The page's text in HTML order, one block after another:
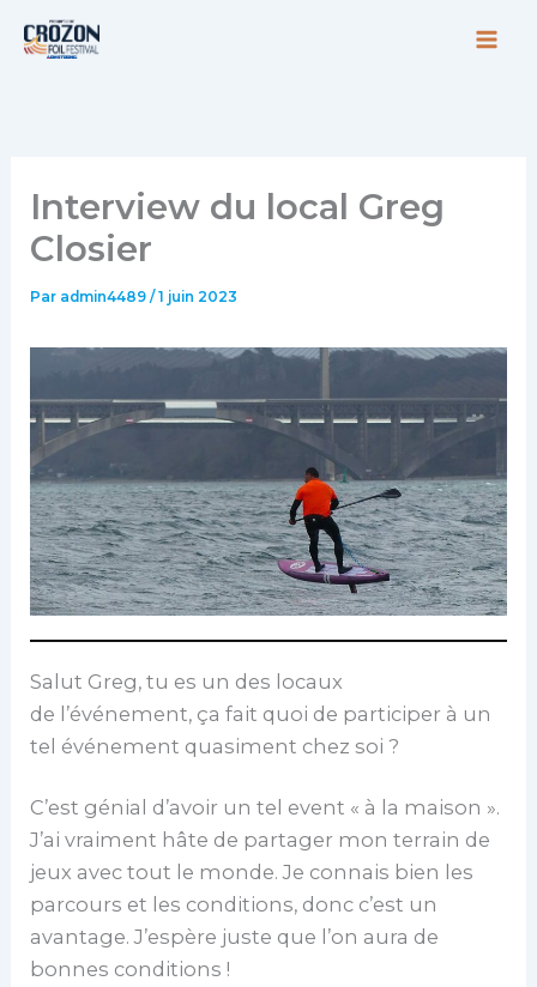
au
Interview du local Greg
Closier
Par admin4489/1 juin 2023
Salut Greg, tu es un des locaux
de l’événement, ça fait quoi de participer à un
tel événement quasiment chez soi ?
C’est génial d’avoir un tel event « à la maison ».
J’ai vraiment hâte de partager mon terrain de
jeux avec tout le monde. Je connais bien les
parcours et les conditions, donc c’est un
avantage. J’espère juste que l’on aura de
bonnes conditions !